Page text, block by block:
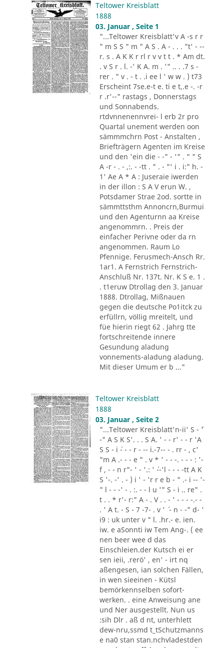
Teltower Kreisblatt
1888
03. Januar , Seite 1
"...Teltower Kreisblatt'v A -s r r
" m S S " m " A S . A - . . . "t' - --
r. s . A K K r rl r v v t t . * Am dt.
. v S r . l. -' K A. m . '" .. . .7 s -
rer . " v . - t . .i ee l ' w w . ) t73
Erscheint 7se.e-t e. ti e t,.e -. -r
r .r'--" rastags , Donnerstags
und Sonnabends.
rtdvnnenennvrei- l erb 2r pro
Quartal unement werden oon
sämmmchrn Post - Anstalten ,
Briefträgern Agenten im Kreise
und den 'ein die - -" - '" . " " S
A -r - . - ,:. - -tt . " . - "' i . i:" h. -
1' Ae A * A : Juseraie iwerden
in der illon : S A V erun W. ,
Potsdamer Strae 2od. sortte in
sämmttsthm Annoncrn,Burmui
und den Agenturnn aa Kreise
angenommrn. . Preis der
einfacher Perivne oder da rn
angenommen. Raum Lo
Pfennige. Ferusmech-Ansch Rr.
1ar1. A Fernstrich Fernstrich-
Anschluß Nr. 137t. Nr. K S e. 1 .
. t1eruw Dtrollag den 3. Januar
1888. Dtrollag, Mißnauen
gegen die deutsche Po1itck zu
erfüllrn, völlig mreitelt, und
füe hierin riegt 62 . Jahrg tte
fortschreitende innere
Gesundung aladung
vonnements-aladung aladung.
Mit dieser Umum er b ..."
Teltower Kreisblatt
1888
03. Januar , Seite 2
"...Teltower Kreisblatt'n-ii' S - ´'
-" A S K S'. . . S A. ' - - r' - - r 'A
S S - i ´- - - r - -- i.-7-- - . rr - , c'
"m A .- - - e " . v * ' - - -. - - - : '-
f , - - n r"- ' - '.: ' ´--'l - - - -tt A K
S '-. -' . - ) i ' - 'r r e b - " .- i -- '-
" l - - -' - . :. - - l u '" S - i .. re" .
t . . * r'- r:" A - . V . . - ' - - - -.- -
. ' A t. - S - 7 -7- . v ' ´ - n - -" d- '
i9 : uk unter v " l. .hr.- e. ien.
iw. e aSonnti iw Tem Ang-. ( ee
nen beer wee d das
Einschleien.der Kutsch ei er
sen ieii, .rerö' , en' - irt nq
aßengesen, ian solchen Fällen,
in wen sieeinen - Kütsl
bemörkennselben sofort-
werken. . eine Anweisung ane
und Ner ausgestellt. Nun us
:sih Dlr . aß d nt, unterhlett
dew-nru,ssmd t_tSchutzmanns
e na0 stan stan.nchvladestden